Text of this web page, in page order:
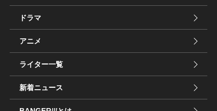
ドラマ
アニメ
ライター一覧
新着ニュース